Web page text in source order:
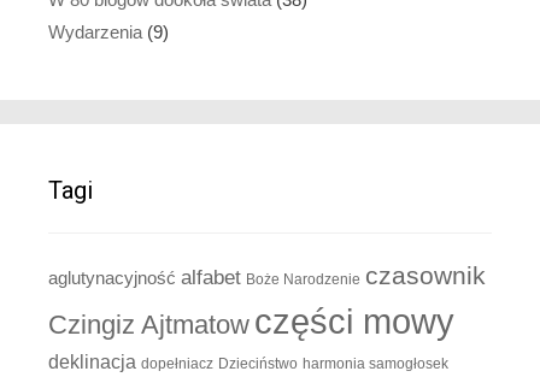
Wydarzenia(9)
Tagi
aglutynacyjność alfabet Boże Narodzenie czasownik
Czingiz Ajtmatow części mowy
deklinacja dopełniacz Dzieciństwo harmonia samogłosek